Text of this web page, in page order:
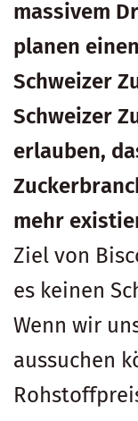
massivem
planen
Schweizer
Schweizer
erlauben,
mehr
Ziel von
es keinen
Wenn wir
aussuchen